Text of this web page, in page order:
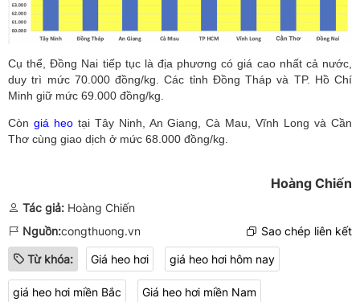
Cụ thể, Đồng Nai tiếp tục là địa phương có giá cao nhất cả nước,
duy trì mức 70.000 đồng/kg. Các tỉnh Đồng Tháp và TP. Hồ Chí
Minh giữ mức 69.000 đồng/kg.
Còn giá heotại Tây Ninh, An Giang, Cà Mau, Vĩnh Long và Cần
Thơ cùng giao dịch ở mức 68.000 đồng/kg.
Hoàng Chiến
Tác giả: Hoàng Chiến
Nguồn:congthuong.vn Sao chép liên kết
Từ khóa: Giá heo hơi giá heo hơi hôm nay
giá heo hơi miền Bắc Giá heo hơi miền Nam